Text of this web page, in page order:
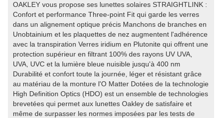
OAKLEY vous propose ses lunettes solaires STRAIGHTLINK :
Confort et performance Three-point Fit qui garde les verres
dans un alignement optique précis Manchons de branches en
Unobtainium et les plaquettes de nez augmentent l'adhérence
avec la transpiration Verres iridium en Plutonite qui offrent une
protection supérieur en filtrant 100% des rayons UV UVA,
UVA, UVC et la lumière bleue nuisible jusqu'à 400 nm
Durabilité et confort toute la journée, léger et résistant grâce
au matériau de la monture l'O Matter Dotées de la technologie
High Definition Optics (HDO) est un ensemble de technologies
brevetées qui permet aux lunettes Oakley de satisfaire et
même de surpasser les normes imposées par les tests de